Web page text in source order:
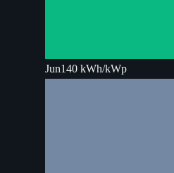
Jun140 kWh/kWp